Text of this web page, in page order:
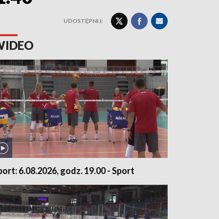
UDOSTĘPNIJ:
6.08.2026, godz. 19.00 - Sport